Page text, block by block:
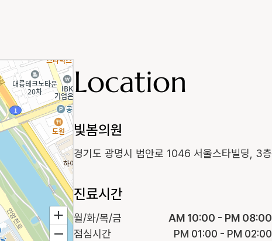
Location
빛봄의원
경기도 광명시 범안로 1046 서울스타빌딩, 3층
진료시간
월/화/목/금
AM 10:00 - PM 08:00
점심시간
PM 01:00 - PM 02:00